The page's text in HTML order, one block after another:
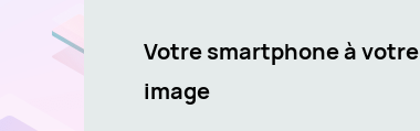
Votre smartphone à votre
image